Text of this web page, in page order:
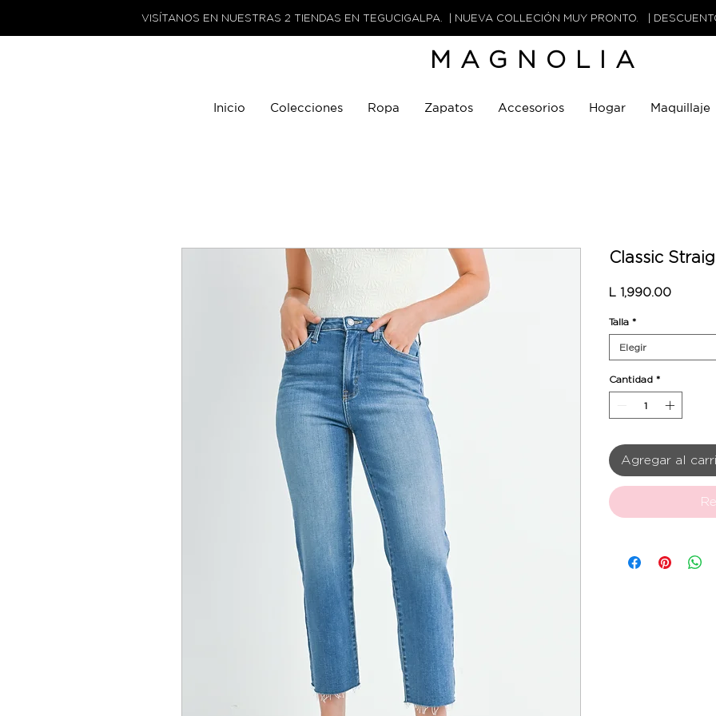
VISÍTANOS EN NUESTRAS 2 TIENDAS EN TEGUCIGALPA. | NUEVA COLLECIÓN MUY PRONTO. |
MAGNOLIA
Inicio Colecciones Ropa Zapatos Accesorios Hogar Maquillaje
Classic
L 1,990.00Precio
Talla *
Elegir
Cantidad *
Agregar al